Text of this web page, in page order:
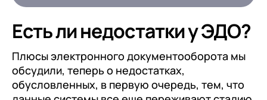
Есть ли недостатки у ЭДО?
Плюсы электронного документооборота мы
обсудили, теперь о недостатках,
обусловленных, в первую очередь, тем, что